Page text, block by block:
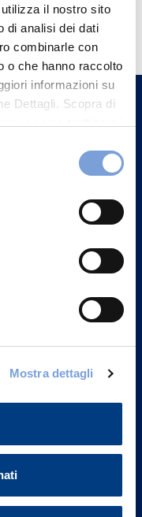
il nostro sito
di analisi dei dati
combinarle con
o che hanno raccolto
informazioni su
Dettagli. Scopra di
"Informativa
Mostra dettagli
te e parla con